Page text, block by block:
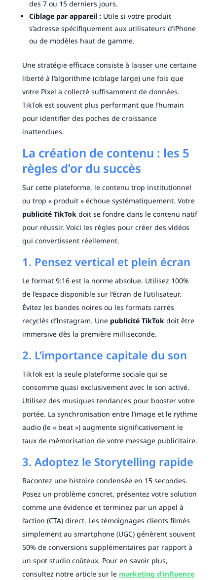
des 7 ou 15 derniers jours.
Ciblage par appareil :Utile si votre produit
s’adresse spécifiquement aux utilisateurs d’iPhone
ou de modèles haut de gamme.
Une stratégie efficace consiste à laisser une certaine
liberté à l’algorithme (ciblage large) une fois que
votre Pixel a collecté suffisamment de données.
TikTok est souvent plus performant que l’humain
pour identifier des poches de croissance
inattendues.
La création de contenu : les 5
règles d’or du succès
Sur cette plateforme, le contenu trop institutionnel
ou trop « produit » échoue systématiquement. Votre
publicité TikTokdoit se fondre dans le contenu natif
pour réussir. Voici les règles pour créer des vidéos
qui convertissent réellement.
1. Pensez vertical et plein écran
Le format 9:16 est la norme absolue. Utilisez 100%
de l’espace disponible sur l’écran de l’utilisateur.
Évitez les bandes noires ou les formats carrés
recyclés d’Instagram. Une publicité TikTokdoit être
immersive dès la première milliseconde.
2. L’importance capitale du son
TikTok est la seule plateforme sociale qui se
consomme quasi exclusivement avec le son activé.
Utilisez des musiques tendances pour booster votre
portée. La synchronisation entre l’image et le rythme
audio (le « beat ») augmente significativement le
taux de mémorisation de votre message publicitaire.
3. Adoptez le Storytelling rapide
Racontez une histoire condensée en 15 secondes.
Posez un problème concret, présentez votre solution
comme une évidence et terminez par un appel à
l’action (CTA) direct. Les témoignages clients filmés
simplement au smartphone (UGC) génèrent souvent
50% de conversions supplémentaires par rapport à
un spot studio coûteux. Pour en savoir plus,
consultez notre article sur le marketing d’influence